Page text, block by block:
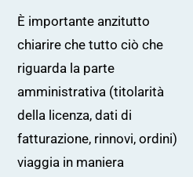
È importante anzitutto
chiarire che tutto ciò che
riguarda la parte
amministrativa (titolarità
della licenza, dati di
fatturazione, rinnovi, ordini)
viaggia in maniera